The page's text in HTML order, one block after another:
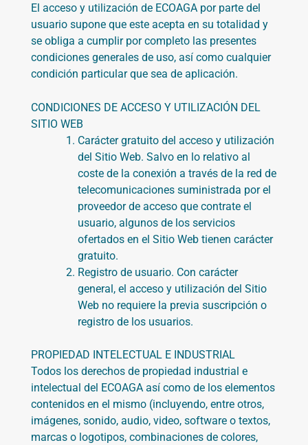
El acceso y utilización de ECOAGApor parte del
usuario supone que este acepta en su totalidad y
se obliga a cumplir por completo las presentes
condiciones generales de uso, así como cualquier
condición particular que sea de aplicación.
CONDICIONES DE ACCESO Y UTILIZACIÓN DEL
SITIO WEB
Carácter gratuito del acceso y utilización
del Sitio Web. Salvo en lo relativo al
coste de la conexión a través de la red de
telecomunicaciones suministrada por el
proveedor de acceso que contrate el
usuario, algunos de los servicios
ofertados en el Sitio Web tienen carácter
gratuito.
Registro de usuario. Con carácter
general, el acceso y utilización del Sitio
Web no requiere la previa suscripción o
registro de los usuarios.
PROPIEDAD INTELECTUAL E INDUSTRIAL
Todos los derechos de propiedad industrial e
intelectual del ECOAGA así como de los elementos
contenidos en el mismo (incluyendo, entre otros,
imágenes, sonido, audio, video, software o textos,
marcas o logotipos, combinaciones de colores,